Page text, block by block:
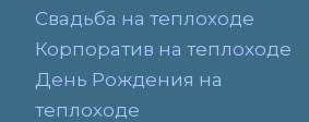
Свадьба на теплоходе
Корпоратив на теплоходе
День Рождения на
теплоходе